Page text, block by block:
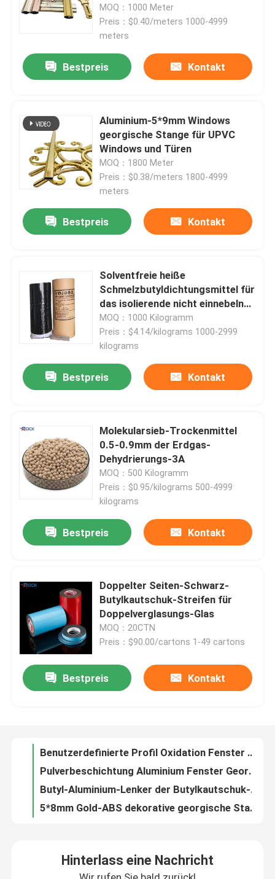
Haus
Über uns
Fabrik-Ausflug
Treten Sie mit uns in Verbindung
Fordern Sie ein Zitat
Warm-Edge-Abstandshalter
Oberflächenprofilaluminium für
Hardware für Türen und
Aluminiumfenster
MOQ：1000 Meter
Preis：$0.40/meters 1000-4999
meters
Bestpreis Kontakt
Aluminium-5*9mm Windows
georgische Stange für UPVC
Windows und Türen
MOQ：1800 Meter
Preis：$0.38/meters 1800-4999
meters
Bestpreis Kontakt
Solventfreie heiße
Schmelzbutyldichtungsmittel für
das isolierende nicht einnebelnde
Glas
MOQ：1000 Kilogramm
Preis：$4.14/kilograms 1000-2999
kilograms
Bestpreis Kontakt
Molekularsieb-Trockenmittel
0.5-0.9mm der Erdgas-
Dehydrierungs-3A
MOQ：500 Kilogramm
Preis：$0.95/kilograms 500-4999
kilograms
Bestpreis Kontakt
Doppelter Seiten-Schwarz-
Butylkautschuk-Streifen für
Doppelverglasungs-Glas
MOQ：20CTN
Preis：$90.00/cartons 1-49 cartons
Bestpreis Kontakt
Benutzerdefinierte Profil Oxidation Fenster Georgian Bar Dekoration
UPVC-Fenster-Aluminiumlenker mit weißem oder schwarzem Butylband
7*16mm Windows georgische Stangen-dekorative Hardware-georgische Sprossen
Aluminiumbutyllenker 6A-40A für doppelverglaste Einheiten
Schwarzer Gray White Plastic Corner Connector-Schlüssel für Aluminiumlenker
Hinterlass eine Nachricht